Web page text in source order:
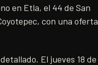
en Etla, el 44 de San
con una oferta
El jueves 18 de